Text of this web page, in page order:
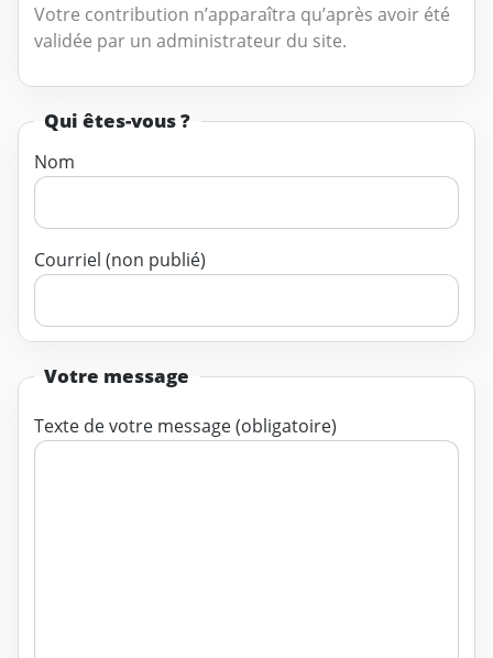
Votre contribution n’apparaîtra qu’après avoir été
validée par un administrateur du site.
Qui êtes-vous ?
Nom
Courriel (non publié)
Votre message
Texte de votre message (obligatoire)